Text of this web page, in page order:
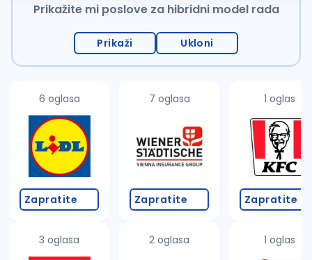
Prikažite mi poslove za hibridni model rada
Prikaži Ukloni
6 oglasa
Zapratite
3 oglasa
7 oglasa
Zapratite
2 oglasa
1 oglas
Zapratite
1 oglas